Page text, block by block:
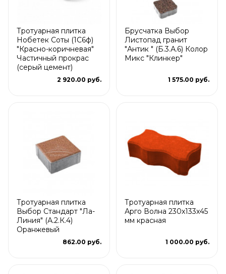
Тротуарная плитка
Нобетек Соты (1С6ф)
"Красно-коричневая"
Частичный прокрас
(серый цемент)
2 920.00 руб.
Брусчатка Выбор
Листопад гранит
"Антик " (Б.3.А.6) Колор
Микс "Клинкер"
1 575.00 руб.
Тротуарная плитка
Выбор Стандарт "Ла-
Линия" (А.2.К.4)
Оранжевый
862.00 руб.
Тротуарная плитка
Арго Волна 230x133x45
мм красная
1 000.00 руб.